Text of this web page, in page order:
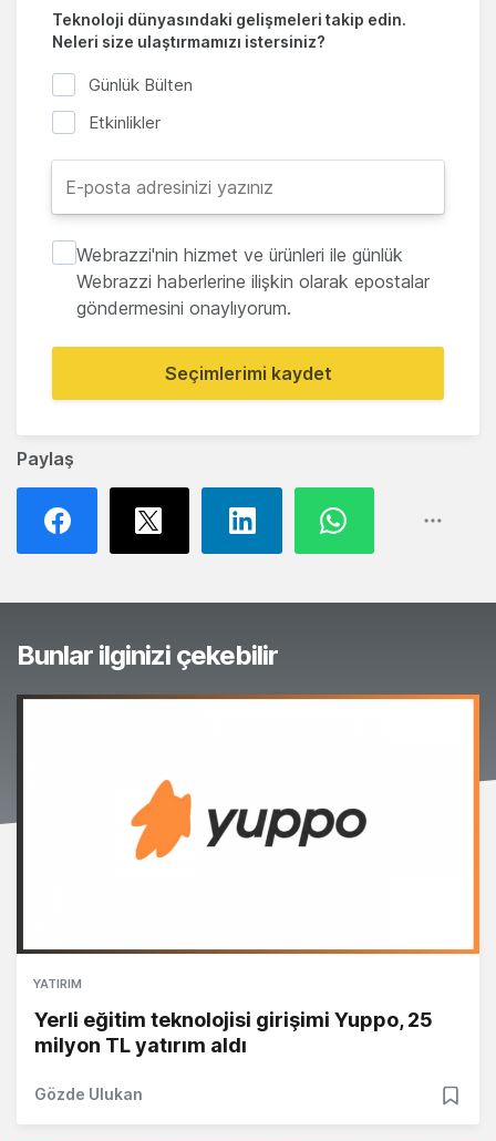
Paylaş
Teknoloji dünyasındaki gelişmeleri takip edin.
Neleri size ulaştırmamızı istersiniz?
Günlük Bülten
Etkinlikler
Webrazzi'nin hizmet ve ürünleri ile günlük
Webrazzi haberlerine ilişkin olarak epostalar
göndermesini onaylıyorum.
Seçimlerimi kaydet
Bunlar ilginizi çekebilir
YATIRIM
Yerli eğitim teknolojisi girişimi Yuppo, 25
milyon TL yatırım aldı
Gözde Ulukan